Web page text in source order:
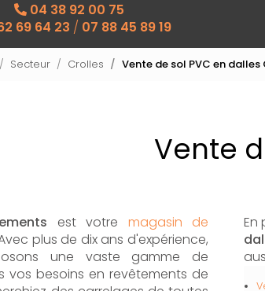
04 38 92 00 75
69 64 23 / 07 88 45 89 19
Secteur Crolles Vente de sol PVC en dalles
Vente
est votre magasin de
plus de dix ans d'expérience,
une vaste gamme de
vos besoins en revêtements de
En